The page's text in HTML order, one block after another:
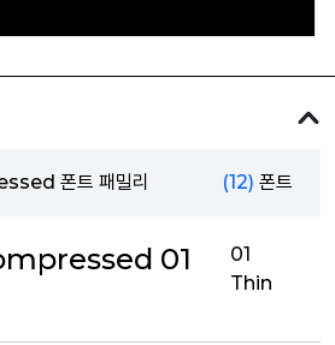
폰트 패밀리 (12) 폰트
01
01
Thin